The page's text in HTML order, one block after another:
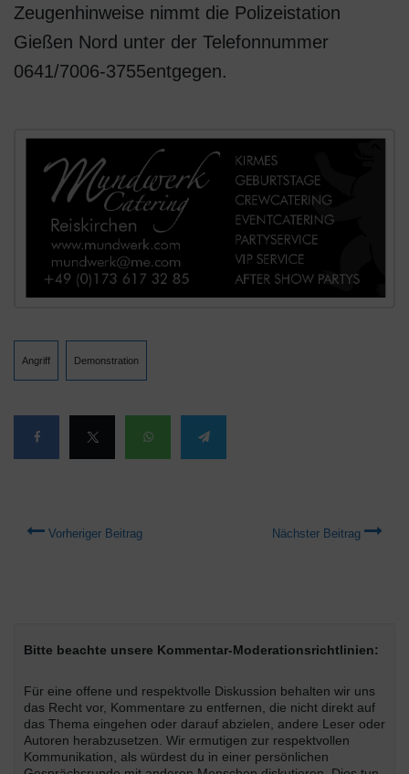
Zeugenhinweise nimmt die Polizeistation
Gießen Nord unter der Telefonnummer
0641/7006-3755entgegen.
Angriff Demonstration
Vorheriger Beitrag Nächster Beitrag
Bitte beachte unsere Kommentar-Moderationsrichtlinien:
Für eine offene und respektvolle Diskussion behalten wir uns
das Recht vor, Kommentare zu entfernen, die nicht direkt auf
das Thema eingehen oder darauf abzielen, andere Leser oder
Autoren herabzusetzen. Wir ermutigen zur respektvollen
Kommunikation, als würdest du in einer persönlichen